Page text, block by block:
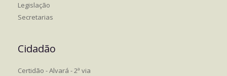
Legislação
Secretarias
Cidadão
Certidão - Alvará - 2ª via